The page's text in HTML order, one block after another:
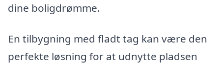
dine boligdrømme.
En tilbygning med fladt tag kan være den
perfekte løsning for at udnytte pladsen